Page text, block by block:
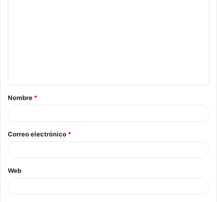
Nombre *
Correo electrónico *
Web